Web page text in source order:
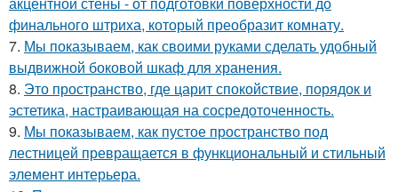
финального штриха, который преобразит комнату.
7. Мы показываем, как своими руками сделать удобный
выдвижной боковой шкаф для хранения.
8. Это пространство, где царит спокойствие, порядок и
эстетика, настраивающая на сосредоточенность.
9. Мы показываем, как пустое пространство под
лестницей превращается в функциональный и стильный
элемент интерьера.